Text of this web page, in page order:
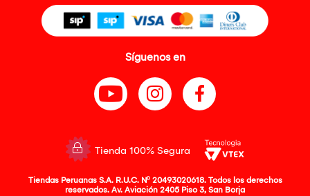
Síguenos en
Tienda 100% Segura
Tiendas Peruanas S.A. R.U.C. Nº 20493020618. Todos los derechos
reservados. Av. Aviación 2405 Piso 3, San Borja